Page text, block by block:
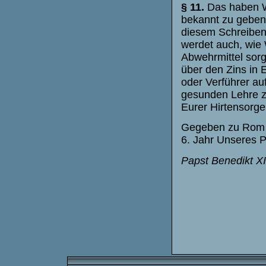
§ 11. Das haben
bekannt zu
diesem
werdet auch, wie
Abwehrmittel
über den Zins in
oder Verführer
gesunden Lehre
Eurer
Gegeben zu
6. Jahr Unseres
Papst Benedikt